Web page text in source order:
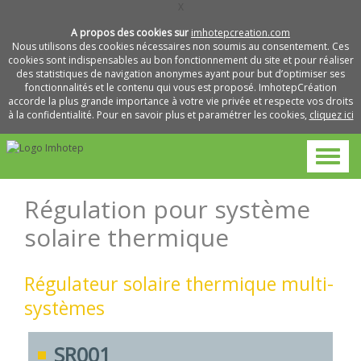
A propos des cookies sur imhotepcreation.com
Nous utilisons des cookies nécessaires non soumis au consentement. Ces
cookies sont indispensables au bon fonctionnement du site et pour réaliser
des statistiques de navigation anonymes ayant pour but d’optimiser ses
fonctionnalités et le contenu qui vous est proposé. ImhotepCréation
accorde la plus grande importance à votre vie privée et respecte vos droits
à la confidentialité. Pour en savoir plus et paramétrer les cookies, cliquez ici
Régulation pour système
solaire thermique
Régulateur solaire thermique multi-
systèmes
SR001